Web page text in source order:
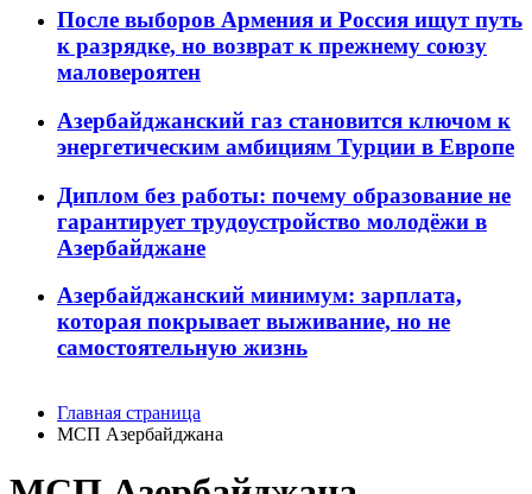
После выборов Армения и Россия ищут путь
к разрядке, но возврат к прежнему союзу
маловероятен
Азербайджанский газ становится ключом к
энергетическим амбициям Турции в Европе
Диплом без работы: почему образование не
гарантирует трудоустройство молодёжи в
Азербайджане
Азербайджанский минимум: зарплата,
которая покрывает выживание, но не
самостоятельную жизнь
Главная страница
МСП Азербайджана